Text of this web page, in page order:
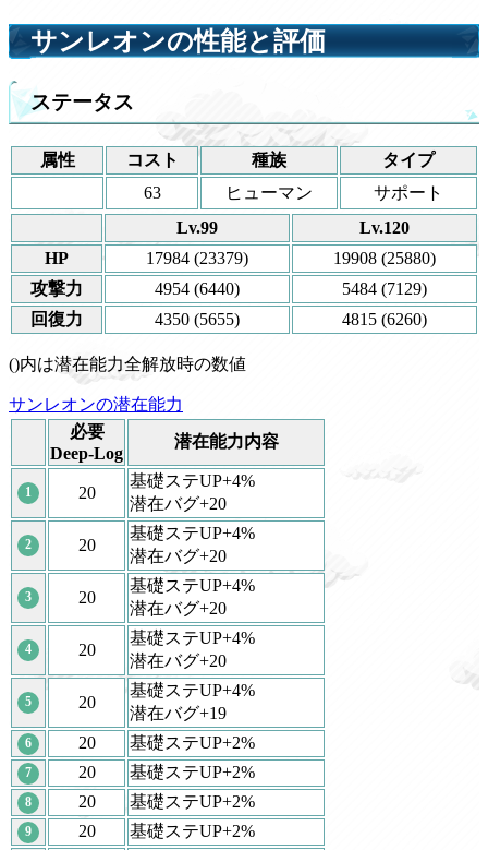
サンレオンの性能と評価
ステータス
属性 コスト 種族
タイプ
63
ヒューマン
サポート
Lv.99
Lv.120
HP
17984 (23379)
19908 (25880)
攻撃力
4954 (6440)
5484 (7129)
回復力
4350 (5655) 4815 (6260)
()内は潜在能力全解放時の数値
サンレオンの潜在能力
必要
Deep-Log
潜在能力内容
1 20
基礎ステUP+4%
潜在バグ+20
2 20
基礎ステUP+4%
潜在バグ+20
3 20
基礎ステUP+4%
潜在バグ+20
4 20
基礎ステUP+4%
潜在バグ+20
5 20
基礎ステUP+4%
潜在バグ+19
6 20 基礎ステUP+2%
7 20 基礎ステUP+2%
8 20 基礎ステUP+2%
9 20 基礎ステUP+2%